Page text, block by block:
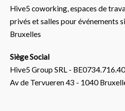
Hive5 coworking, espaces de
privés et salles pour événements
Bruxelles
Siège Social
Hive5 Group SRL -
Av de Tervueren 43 - 1040